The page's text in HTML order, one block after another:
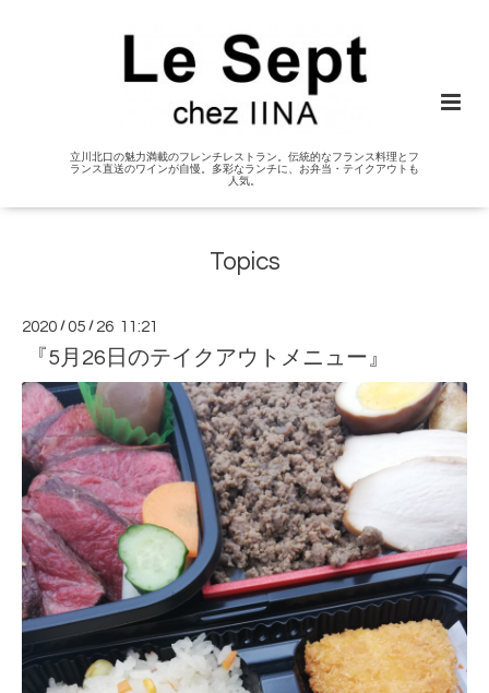
立川北口の魅力満載のフレンチレストラン。伝統的なフランス料理とフ
ランス直送のワインが自慢。多彩なランチに、お弁当・テイクアウトも
人気。
Topics
2020 /05 / 26 11:21
『5月26日のテイクアウトメニュー』